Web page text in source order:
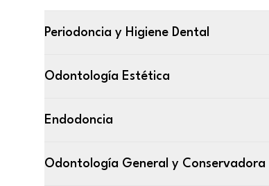
Periodoncia y Higiene Dental
Odontología Estética
Endodoncia
Odontología General y Conservadora